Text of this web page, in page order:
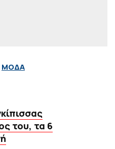
ΜΟΔΑ
του, τα 6